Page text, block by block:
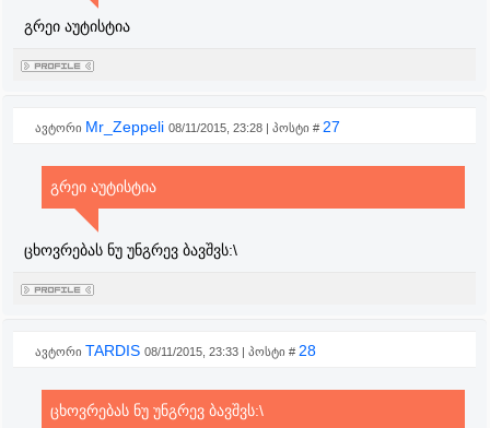
გრეი აუტისტია
ავტორი Mr_Zeppeli 08/11/2015, 23:28 | პოსტი # 27
გრეი აუტისტია
ცხოვრებას ნუ უნგრევ ბავშვს:\
ავტორი TARDIS 08/11/2015, 23:33 | პოსტი # 28
ცხოვრებას ნუ უნგრევ ბავშვს:\